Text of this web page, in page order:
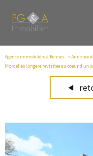
Agence immobilière à Rennes Annonce
Mordelles longere revisitee au coeur d un